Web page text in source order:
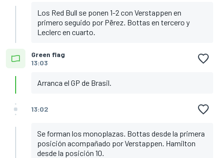
Los Red Bull se ponen 1-2 con Verstappen en
primero seguido por Përez. Bottas en tercero y
Leclerc en cuarto.
Green flag
13:03
Arranca el GP de Brasil.
13:02
Se forman los monoplazas. Bottas desde la primera
posición acompañado por Verstappen. Hamilton
desde la posición 10.